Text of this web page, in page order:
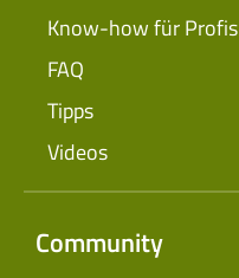
Know-how für Profis
FAQ
Tipps
Videos
Community